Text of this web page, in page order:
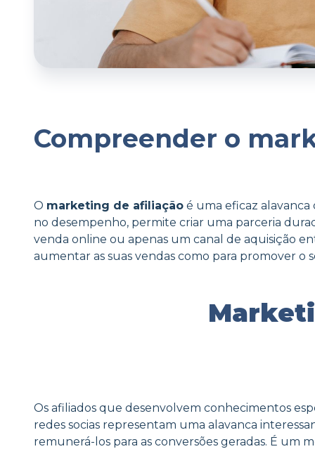
Compreender o
O marketing de afiliação é uma eficaz
no desempenho, permite criar uma parceria
venda online ou apenas um canal de aquisição
aumentar as suas vendas como para promover o
Os afiliados que desenvolvem conhecimentos
redes socias representam uma alavanca
remunerá-los para as conversões geradas. É um